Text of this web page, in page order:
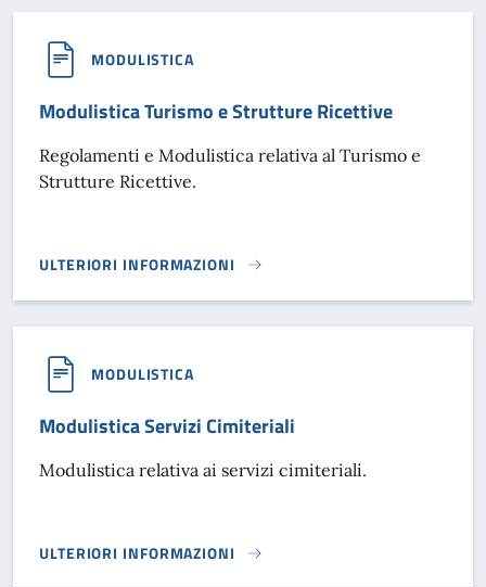
MODULISTICA
Modulistica Turismo e Strutture Ricettive
Regolamenti e Modulistica relativa al Turismo e
Strutture Ricettive.
ULTERIORI INFORMAZIONI
MODULISTICA TURISMO E STRUTTURE RICETTIVE}
MODULISTICA
Modulistica Servizi Cimiteriali
Modulistica relativa ai servizi cimiteriali.
ULTERIORI INFORMAZIONI
MODULISTICA SERVIZI CIMITERIALI}